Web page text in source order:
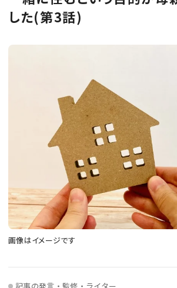
した(第3話)
画像はイメージです